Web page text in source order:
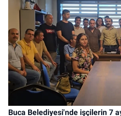
Buca Belediyesi'nde işçilerin 7